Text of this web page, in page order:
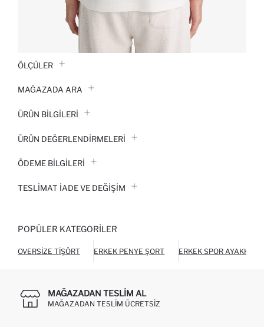
ÖLÇÜLER
MAĞAZADA ARA
ÜRÜN BILGILERI
ÜRÜN DEĞERLENDİRMELERİ
ÖDEME BİLGİLERİ
TESLIMAT İADE VE DEĞIŞIM
POPÜLER KATEGORILER
OVERSIZE TIŞÖRT ERKEK PENYE ŞORT ERKEK SPOR AYAKKABI
MAĞAZADAN TESLIM AL
MAĞAZADAN TESLIM ÜCRETSIZ